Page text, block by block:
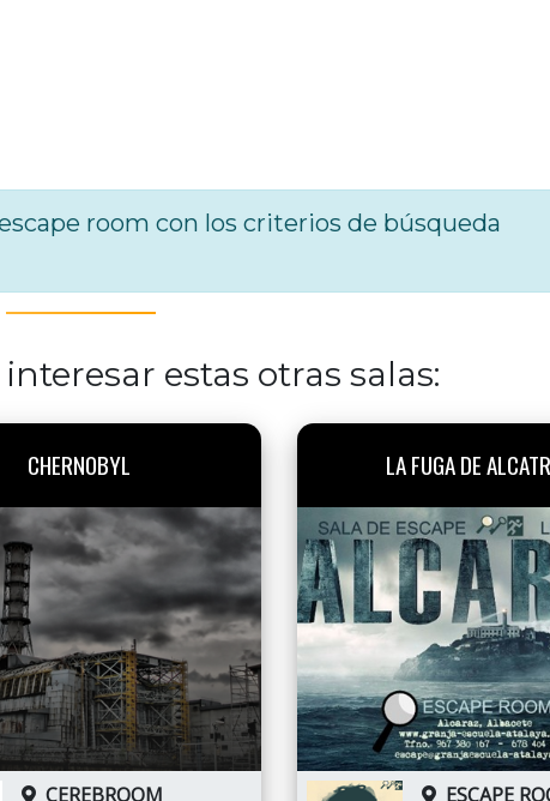
room con los criterios de búsqueda
estas otras salas:
CHERNOBYL
CEREBROOM
LA FUGA DE
ESCAPE